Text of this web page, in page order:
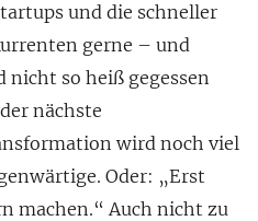
und die schneller
gerne – und
nicht so heiß gegessen
nächste
wird noch viel
Oder: „Erst
machen.“ Auch nicht zu